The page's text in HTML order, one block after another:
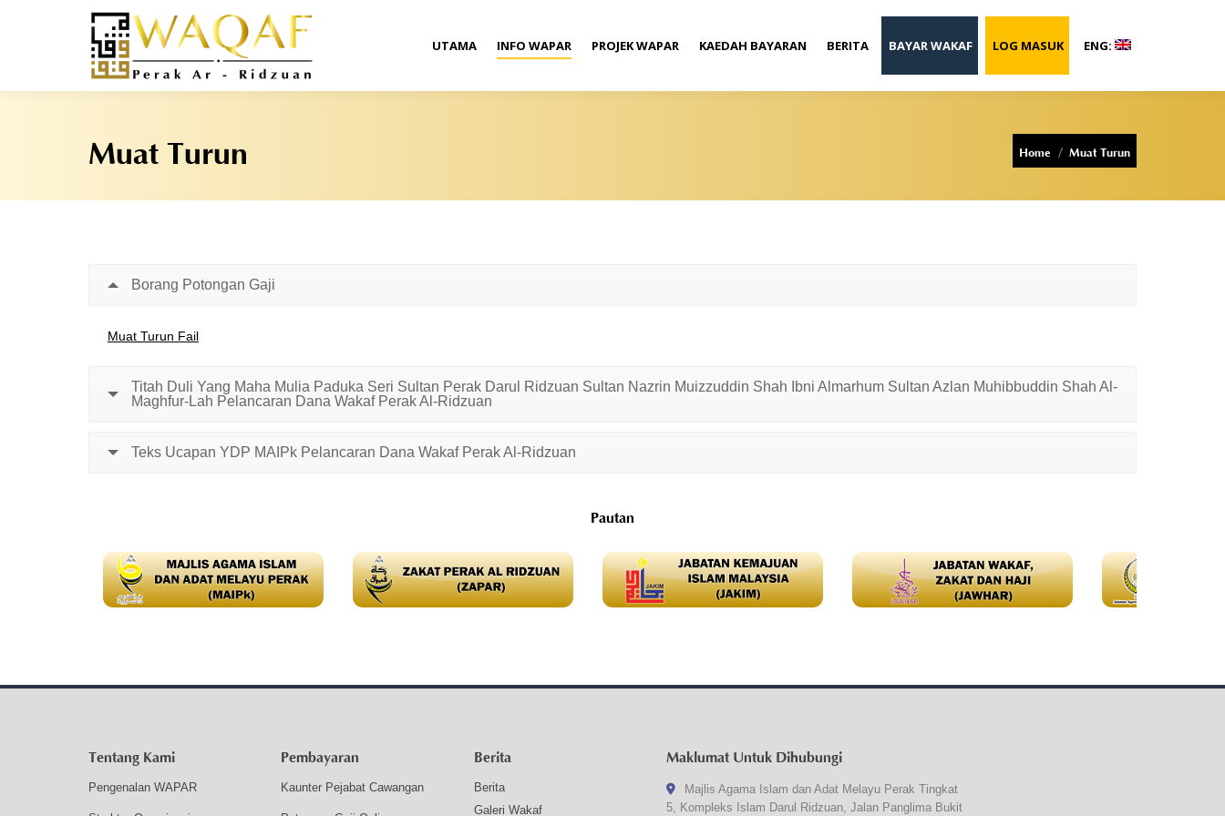
UTAMA INFO WAPAR PROJEK WAPAR KAEDAH BAYARAN BERITA BAYAR WAKAF LOG MASUK ENG:
Muat Turun
You are here:
Home Muat Turun
Borang Potongan Gaji
Muat Turun Fail
Titah Duli Yang Maha Mulia Paduka Seri Sultan Perak Darul Ridzuan Sultan Nazrin Muizzuddin Shah Ibni Almarhum Sultan Azlan Muhibbuddin Shah Al-
Maghfur-Lah Pelancaran Dana Wakaf Perak Al-Ridzuan
Teks Ucapan YDP MAIPk Pelancaran Dana Wakaf Perak Al-Ridzuan
Pautan
Tentang Kami
Pengenalan WAPAR
Pembayaran
Kaunter Pejabat Cawangan
Berita
Berita
Galeri Wakaf
Maklumat Untuk Dihubungi
Majlis Agama Islam dan Adat Melayu Perak Tingkat
5, Kompleks Islam Darul Ridzuan, Jalan Panglima Bukit